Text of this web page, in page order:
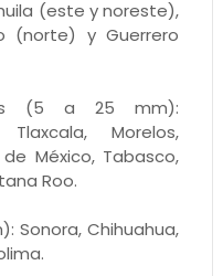
(este y noreste),
(norte) y Guerrero
(5 a 25 mm):
Morelos,
México, Tabasco,
Roo.
Sonora, Chihuahua,